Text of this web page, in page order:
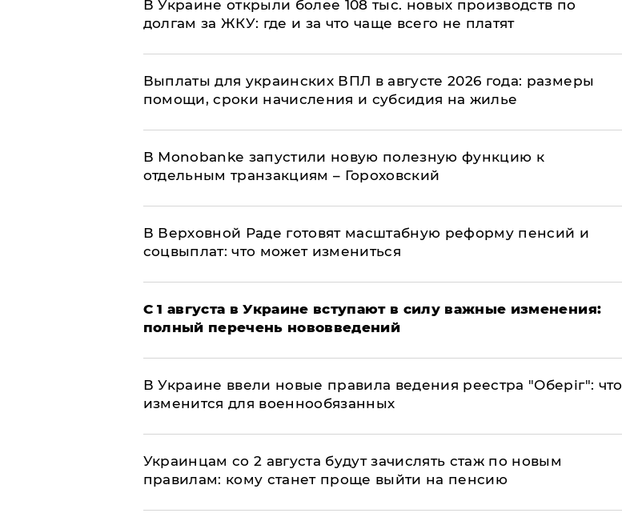
В Украине открыли более 108 тыс. новых производств по
долгам за ЖКУ: где и за что чаще всего не платят
Выплаты для украинских ВПЛ в августе 2026 года: размеры
помощи, сроки начисления и субсидия на жилье
В Мonobankе запустили новую полезную функцию к
отдельным транзакциям – Гороховский
В Верховной Раде готовят масштабную реформу пенсий и
соцвыплат: что может измениться
С 1 августа в Украине вступают в силу важные изменения:
полный перечень нововведений
В Украине ввели новые правила ведения реестра "Оберіг": что
изменится для военнообязанных
Украинцам со 2 августа будут зачислять стаж по новым
правилам: кому станет проще выйти на пенсию